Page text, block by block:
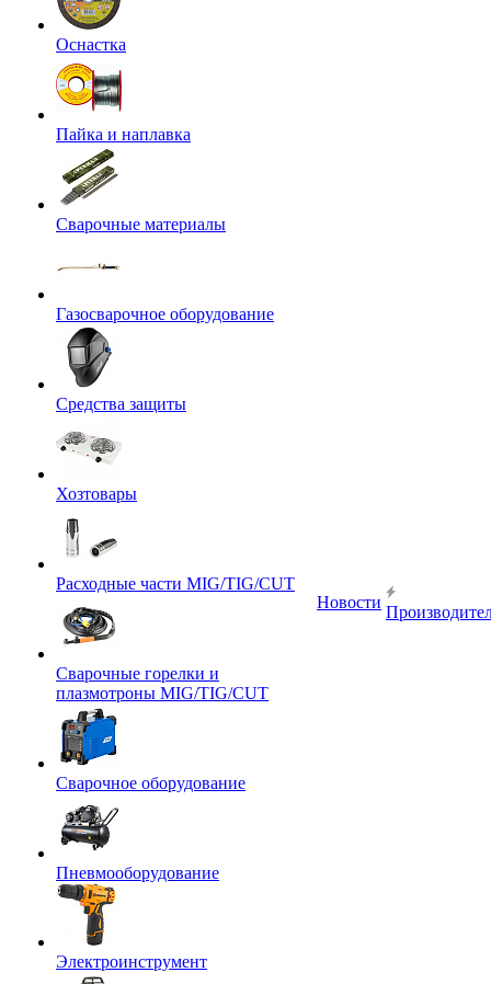
Оснастка
Пайка и наплавка
Сварочные материалы
Газосварочное оборудование
Средства защиты
Хозтовары
Расходные части MIG/TIG/CUT
Сварочные горелки и
плазмотроны MIG/TIG/CUT
Сварочное оборудование
Пневмооборудование
Электроинструмент
Новости